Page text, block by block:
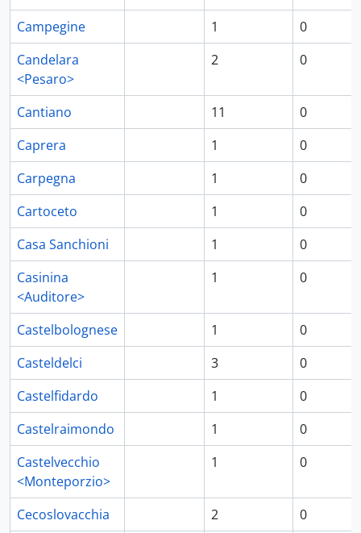
Campegine
1
0
Candelara
<Pesaro>
2 0
Cantiano 11
0
Caprera
1
0
Carpegna
1
0
Cartoceto
1
0
Casa Sanchioni
1
0
Casinina
<Auditore>
1 0
Castelbolognese 1
0
Casteldelci
3
0
Castelfidardo
1
0
Castelraimondo
1
0
Castelvecchio
<Monteporzio>
1 0
Cecoslovacchia 2
0